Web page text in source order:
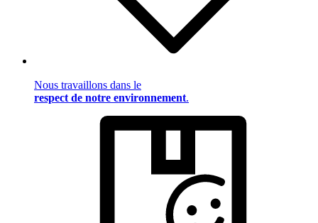
Nous travaillons dans le
respect de notre environnement.